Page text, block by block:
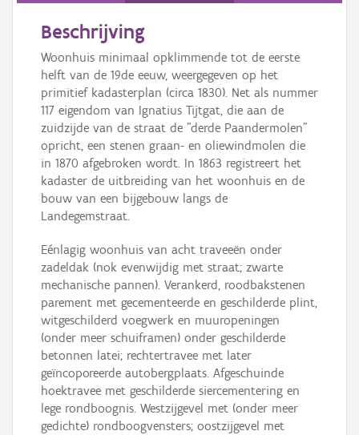
Beschrijving
Woonhuis minimaal opklimmende tot de eerste
helft van de 19de eeuw, weergegeven op het
primitief kadasterplan (circa 1830). Net als nummer
117 eigendom van Ignatius Tijtgat, die aan de
zuidzijde van de straat de "derde Paandermolen"
opricht, een stenen graan- en oliewindmolen die
in 1870 afgebroken wordt. In 1863 registreert het
kadaster de uitbreiding van het woonhuis en de
bouw van een bijgebouw langs de
Landegemstraat.
Eénlagig woonhuis van acht traveeën onder
zadeldak (nok evenwijdig met straat; zwarte
mechanische pannen). Verankerd, roodbakstenen
parement met gecementeerde en geschilderde plint,
witgeschilderd voegwerk en muuropeningen
(onder meer schuiframen) onder geschilderde
betonnen latei; rechtertravee met later
geïncoporeerde autobergplaats. Afgeschuinde
hoektravee met geschilderde siercementering en
lege rondboognis. Westzijgevel met (onder meer
gedichte) rondboogvensters; oostzijgevel met